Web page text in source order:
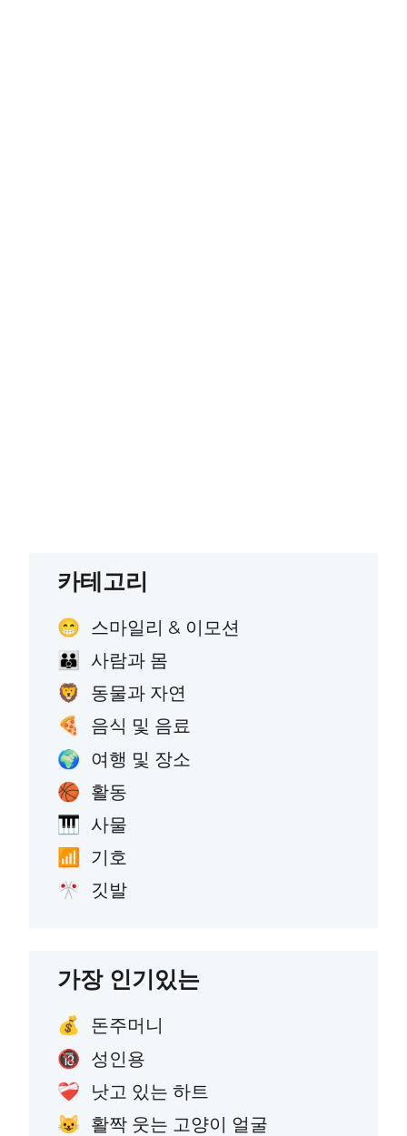
카테고리
😁 스마일리 & 이모션
👪 사람과 몸
🦁 동물과 자연
🍕 음식 및 음료
🌍 여행 및 장소
🏀 활동
🎹 사물
📶 기호
🎌 깃발
가장 인기있는
💰 돈주머니
🔞 성인용
❤️‍🩹 낫고 있는 하트
😺 활짝 웃는 고양이 얼굴